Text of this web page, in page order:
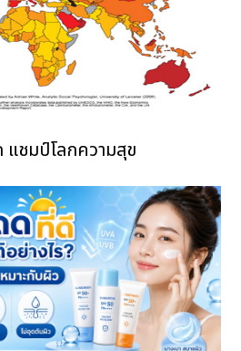
แชมป์โลกความสุข